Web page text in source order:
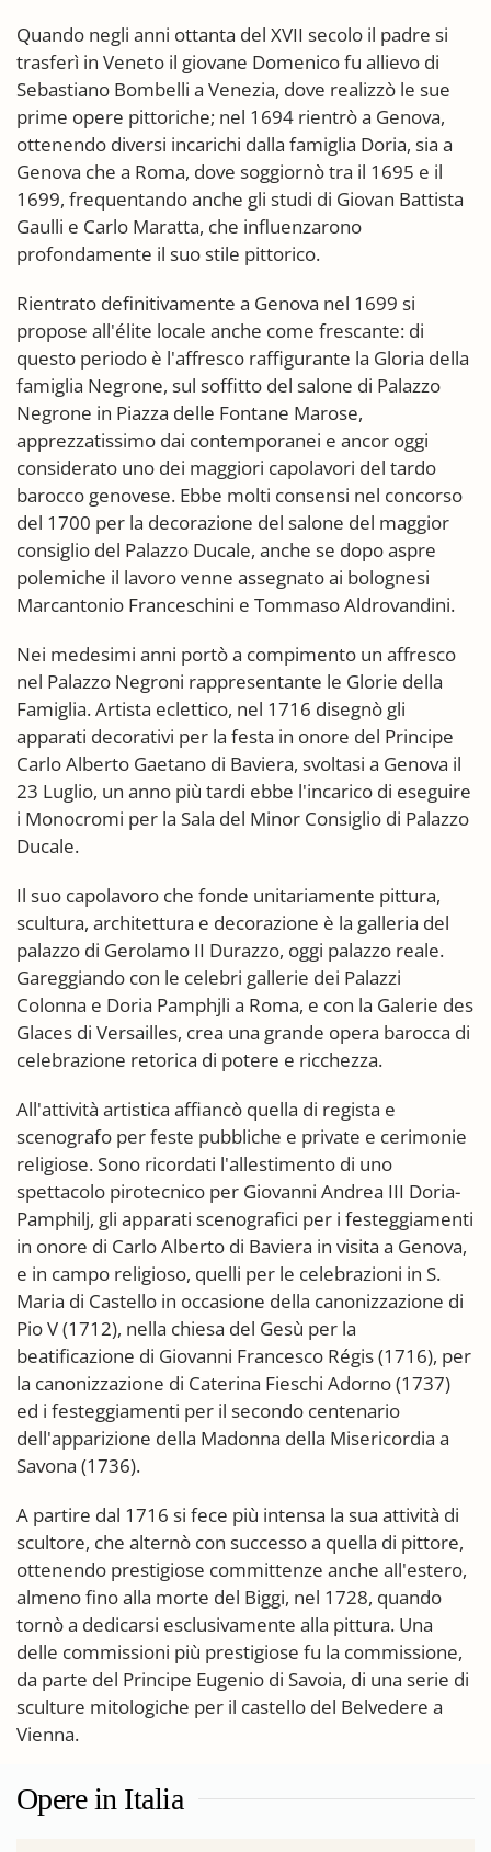
Quando negli anni ottanta del XVII secolo il padre si
trasferì in Veneto il giovane Domenico fu allievo di
Sebastiano Bombelli a Venezia, dove realizzò le sue
prime opere pittoriche; nel 1694 rientrò a Genova,
ottenendo diversi incarichi dalla famiglia Doria, sia a
Genova che a Roma, dove soggiornò tra il 1695 e il
1699, frequentando anche gli studi di Giovan Battista
Gaulli e Carlo Maratta, che influenzarono
profondamente il suo stile pittorico.
Rientrato definitivamente a Genova nel 1699 si
propose all'élite locale anche come frescante: di
questo periodo è l'affresco raffigurante la Gloria della
famiglia Negrone, sul soffitto del salone di Palazzo
Negrone in Piazza delle Fontane Marose,
apprezzatissimo dai contemporanei e ancor oggi
considerato uno dei maggiori capolavori del tardo
barocco genovese. Ebbe molti consensi nel concorso
del 1700 per la decorazione del salone del maggior
consiglio del Palazzo Ducale, anche se dopo aspre
polemiche il lavoro venne assegnato ai bolognesi
Marcantonio Franceschini e Tommaso Aldrovandini.
Nei medesimi anni portò a compimento un affresco
nel Palazzo Negroni rappresentante le Glorie della
Famiglia. Artista eclettico, nel 1716 disegnò gli
apparati decorativi per la festa in onore del Principe
Carlo Alberto Gaetano di Baviera, svoltasi a Genova il
23 Luglio, un anno più tardi ebbe l'incarico di eseguire
i Monocromi per la Sala del Minor Consiglio di Palazzo
Ducale.
Il suo capolavoro che fonde unitariamente pittura,
scultura, architettura e decorazione è la galleria del
palazzo di Gerolamo II Durazzo, oggi palazzo reale.
Gareggiando con le celebri gallerie dei Palazzi
Colonna e Doria Pamphjli a Roma, e con la Galerie des
Glaces di Versailles, crea una grande opera barocca di
celebrazione retorica di potere e ricchezza.
All'attività artistica affiancò quella di regista e
scenografo per feste pubbliche e private e cerimonie
religiose. Sono ricordati l'allestimento di uno
spettacolo pirotecnico per Giovanni Andrea III Doria-
Pamphilj, gli apparati scenografici per i festeggiamenti
in onore di Carlo Alberto di Baviera in visita a Genova,
e in campo religioso, quelli per le celebrazioni in S.
Maria di Castello in occasione della canonizzazione di
Pio V (1712), nella chiesa del Gesù per la
beatificazione di Giovanni Francesco Régis (1716), per
la canonizzazione di Caterina Fieschi Adorno (1737)
ed i festeggiamenti per il secondo centenario
dell'apparizione della Madonna della Misericordia a
Savona (1736).
A partire dal 1716 si fece più intensa la sua attività di
scultore, che alternò con successo a quella di pittore,
ottenendo prestigiose committenze anche all'estero,
almeno fino alla morte del Biggi, nel 1728, quando
tornò a dedicarsi esclusivamente alla pittura. Una
delle commissioni più prestigiose fu la commissione,
da parte del Principe Eugenio di Savoia, di una serie di
sculture mitologiche per il castello del Belvedere a
Vienna.
Opere in Italia